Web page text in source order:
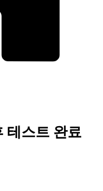
테스트 완료